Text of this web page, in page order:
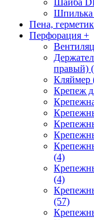
Шайба
Шпилька
Пена,
Перфорация +
правый)
Кляймер
Крепеж
(4)
(4)
(57)